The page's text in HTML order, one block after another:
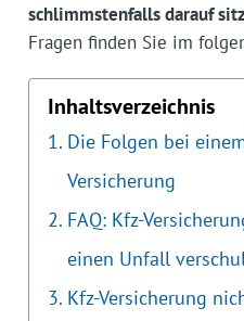
schlimmstenfalls darauf
Fragen finden Sie im
Inhaltsverzeichnis
Die Folgen bei
Versicherung
FAQ: Kfz-
einen Unfall
Kfz-Versicherung